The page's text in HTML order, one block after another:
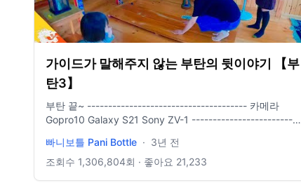
가이드가 말해주지 않는 부탄의 뒷이야기 【부
탄3】
부탄 끝~ -------------------------------------- 카메라
Gopro10 Galaxy S21 Sony ZV-1 --------------------------
빠니보틀 Pani Bottle · 3년 전
조회수 1,306,804회 · 좋아요 21,233